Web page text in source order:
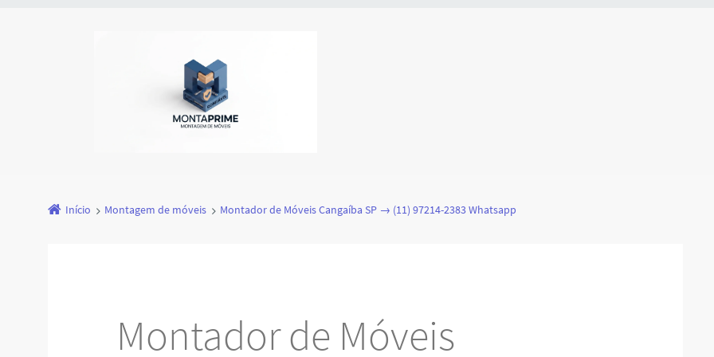
Início Montagem de móveis Montador de Móveis Cangaíba SP → (11) 97214-2383 Whatsapp
Montador de Móveis